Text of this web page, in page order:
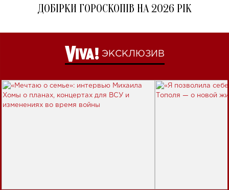
ДОБІРКИ ГОРОСКОПІВ НА 2026 РІК
ЭКСКЛЮЗИВ